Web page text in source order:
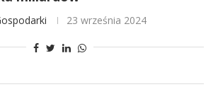
23 września 2024